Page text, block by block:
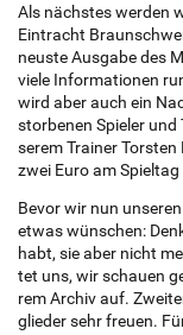
Als nächs­tes wer­den
Ein­tracht
neus­te Aus­ga­be des
viele In­for­ma­tio­nen
wird aber auch ein
stor­be­nen Spie­ler
se­rem Trai­ner
zwei Euro am
Bevor wir nun
etwas wün­schen:
habt, sie aber nicht
tet uns, wir schau­en
rem Archiv auf.
glie­der sehr freu­en.